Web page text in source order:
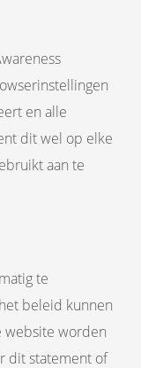
en alle
dit wel op elke
aan te
te
beleid kunnen
website worden
dit statement of